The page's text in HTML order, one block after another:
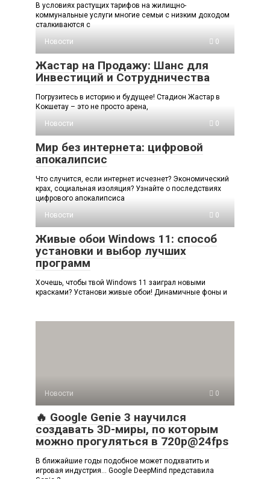
В условиях растущих тарифов на жилищно-
коммунальные услуги многие семьи с низким доходом
сталкиваются с
Новости
0
Жастар на Продажу: Шанс для
Инвестиций и Сотрудничества
Погрузитесь в историю и будущее! Стадион Жастар в
Кокшетау – это не просто арена,
Новости
0
Мир без интернета: цифровой
апокалипсис
Что случится, если интернет исчезнет? Экономический
крах, социальная изоляция? Узнайте о последствиях
цифрового апокалипсиса
Новости
0
Живые обои Windows 11: способ
установки и выбор лучших
программ
Хочешь, чтобы твой Windows 11 заиграл новыми
красками? Установи живые обои! Динамичные фоны и
Новости 0
🔥 Google Genie 3 научился
создавать 3D-миры, по которым
можно прогуляться в 720p@24fps
В ближайшие годы подобное может подхватить и
игровая индустрия… Google DeepMind представила